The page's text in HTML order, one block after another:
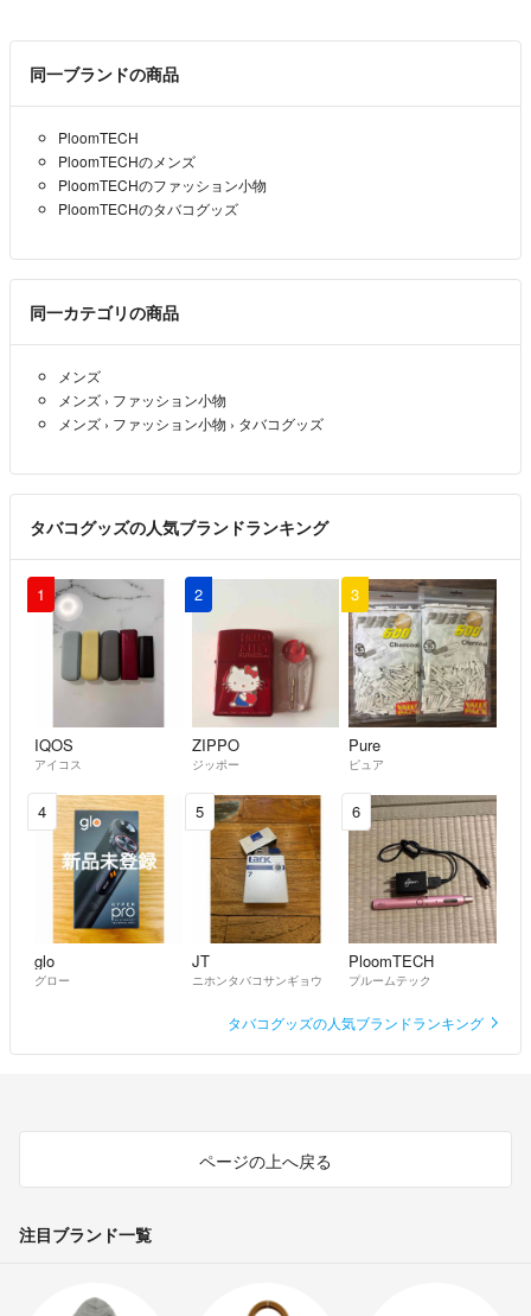
同一ブランドの商品
PloomTECH
PloomTECHのメンズ
PloomTECHのファッション小物
PloomTECHのタバコグッズ
同一カテゴリの商品
メンズ
メンズ › ファッション小物
メンズ › ファッション小物 › タバコグッズ
タバコグッズの人気ブランドランキング
1
IQOS
アイコス
2
ZIPPO
ジッポー
3
Pure
ピュア
4
glo
グロー
5
JT
ニホンタバコサンギョウ
6
PloomTECH
プルームテック
タバコグッズの人気ブランドランキング
ページの上へ戻る
注目ブランド一覧